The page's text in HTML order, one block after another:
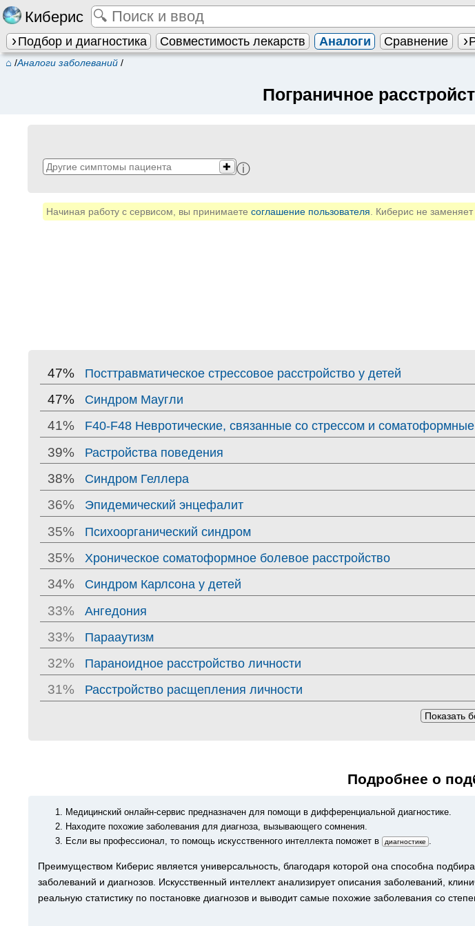
Киберис
Подбор и диагностика Совместимость лекарств Аналоги Сравнение
⌂ /Аналоги заболеваний/
Пограничное
✚ ⓘ
Начиная работу с сервисом, вы принимаете соглашение пользователя . Киберис не
47% Посттравматическое стрессовое расстройство у детей
47% Синдром Маугли
41% F40-F48 Невротические, связанные со стрессом и соматоформные
39% Растройства поведения
38% Синдром Геллера
36% Эпидемический энцефалит
35% Психоорганический синдром
35% Хроническое соматоформное болевое расстройство
34% Синдром Карлсона у детей
33% Ангедония
33% Парааутизм
32% Параноидное расстройство личности
31% Расстройство расщепления личности
Показать
Подробнее о
Медицинскийонлайн-сервис предназначен для помощи в дифференциальной диагностике.
Находите похожие заболевания для диагноза, вызывающего сомнения.
Если вы профессионал, то помощь искусственного интеллекта поможет в
диагностике .
Преимуществом Киберис является универсальность, благодаря которой она способна
заболеваний и диагнозов. Искусственный интеллект анализирует описания заболеваний,
реальную статистику по постановке диагнозов и выводит самые похожие заболевания со